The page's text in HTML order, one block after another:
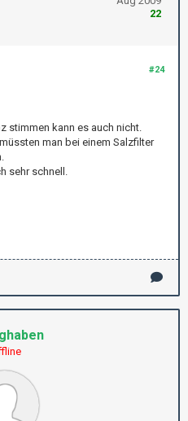
22
#24
stimmen kann es auch nicht.
man bei einem Salzfilter
sehr schnell.